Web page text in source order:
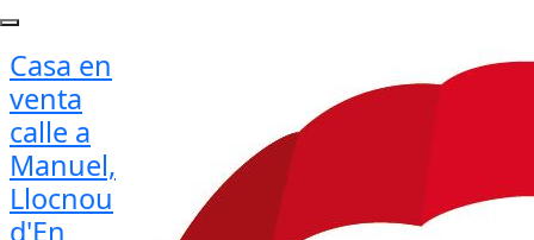
Casa en
venta
calle a
Manuel,
Llocnou
d'En